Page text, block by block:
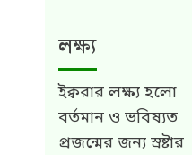
লক্ষ্য
ইক্বরার লক্ষ্য হলো
বর্তমান ও ভবিষ্যত
প্রজন্মের জন্য স্রষ্টার